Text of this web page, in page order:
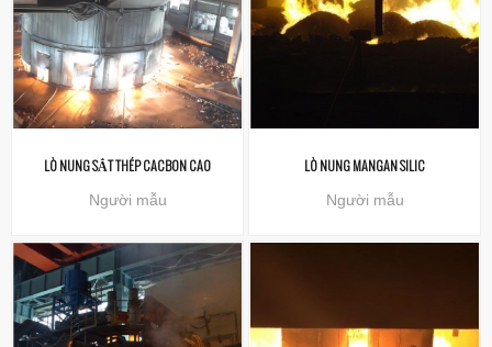
LÒ NUNG SẮT THÉP CACBON CAO
Người mẫu
LÒ NUNG MANGAN SILIC
Người mẫu